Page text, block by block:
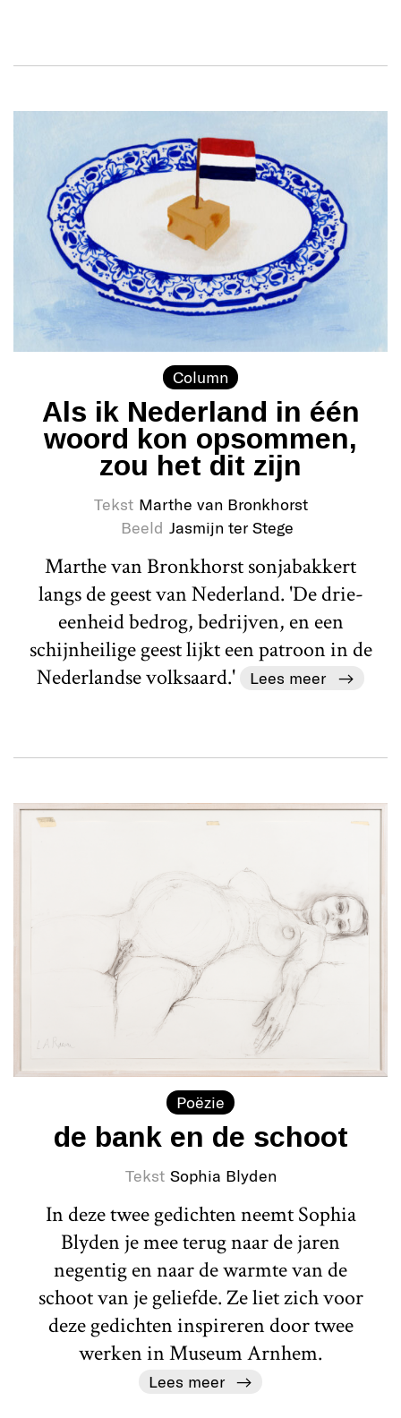
Column
Als ik Nederland in één
woord kon opsommen,
zou het dit zijn
Tekst Marthe van Bronkhorst
Beeld Jasmijn ter Stege
Marthe van Bronkhorst sonjabakkert
langs de geest van Nederland. 'De drie-
eenheid bedrog, bedrijven, en een
schijnheilige geest lijkt een patroon in de
Nederlandse volksaard.'
Lees meer
Poëzie
de bank en de schoot
Tekst Sophia Blyden
In deze twee gedichten neemt Sophia
Blyden je mee terug naar de jaren
negentig en naar de warmte van de
schoot van je geliefde. Ze liet zich voor
deze gedichten inspireren door twee
werken in Museum Arnhem.
Lees meer